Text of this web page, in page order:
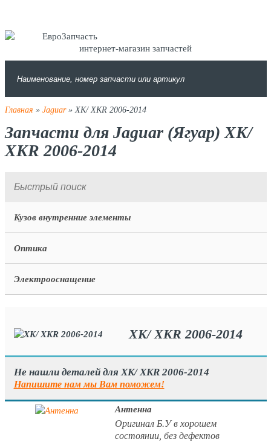
интернет-магазин запчастей
Главная » Jaguar» XK/ XKR 2006-2014
Запчасти для Jaguar (Ягуар) XK/
XKR 2006-2014
Кузов внутренние элементы
Оптика
Электрооснащение
XK/ XKR 2006-2014
Не нашли деталей для XK/ XKR 2006-2014
Напишите нам мы Вам поможем!
Антенна
Оригинал Б.У в хорошем
состоянии, без дефектов